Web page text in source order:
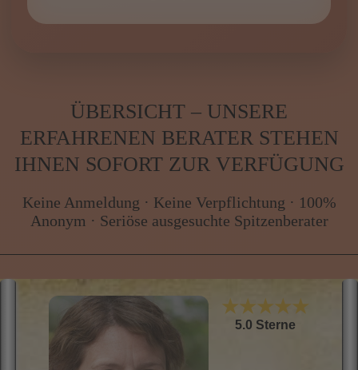
Esoterikpalast.
genau jetzt.
ÜBERSICHT – UNSERE
ERFAHRENEN BERATER STEHEN
IHNEN SOFORT ZUR VERFÜGUNG
Keine Anmeldung · Keine Verpflichtung · 100%
Anonym · Seriöse ausgesuchte Spitzenberater